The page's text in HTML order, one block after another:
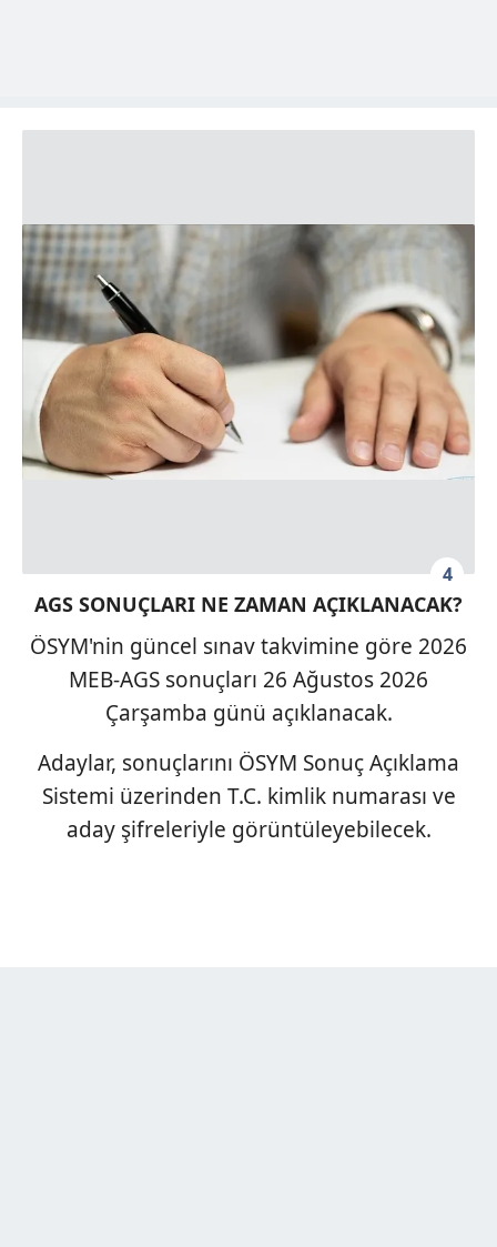
4
AGS SONUÇLARI NE ZAMAN AÇIKLANACAK?
ÖSYM'nin güncel sınav takvimine göre 2026
MEB-AGS sonuçları 26 Ağustos 2026
Çarşamba günü açıklanacak.
Adaylar, sonuçlarını ÖSYM Sonuç Açıklama
Sistemi üzerinden T.C. kimlik numarası ve
aday şifreleriyle görüntüleyebilecek.